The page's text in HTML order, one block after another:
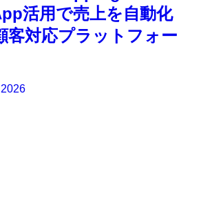
活用で売上を自動化
客対応プラットフォー